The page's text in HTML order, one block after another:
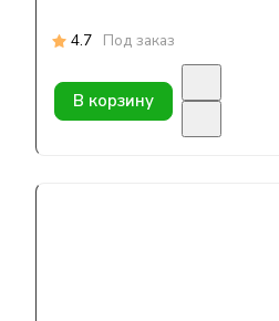
4.7 Под заказ
В корзину